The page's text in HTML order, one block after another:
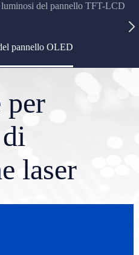
del pannello TFT-LCD
pannello OLED
per
laser